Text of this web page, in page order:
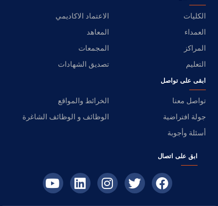
الكليات
الاعتماد الاكاديمي
العمداء
المعاهد
المراكز
المجمعات
التعليم
تصديق الشهادات
ابقى على تواصل
تواصل معنا
الخرائط والمواقع
جولة افتراضية
الوظائف و الوظائف الشاغرة
أسئلة وأجوبة
ابق على اتصال